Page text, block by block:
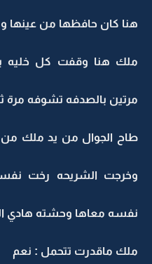
هنا كان حافظها من عينها
ملك هنا وقفت كل خليه
مرتين بالصدفه تشوفه مرة
طاح الجوال من يد ملك من
وخرجت الشريحه رخت
نفسه معاها وحشته هادي
ملك ماقدرت تتحمل : نعم